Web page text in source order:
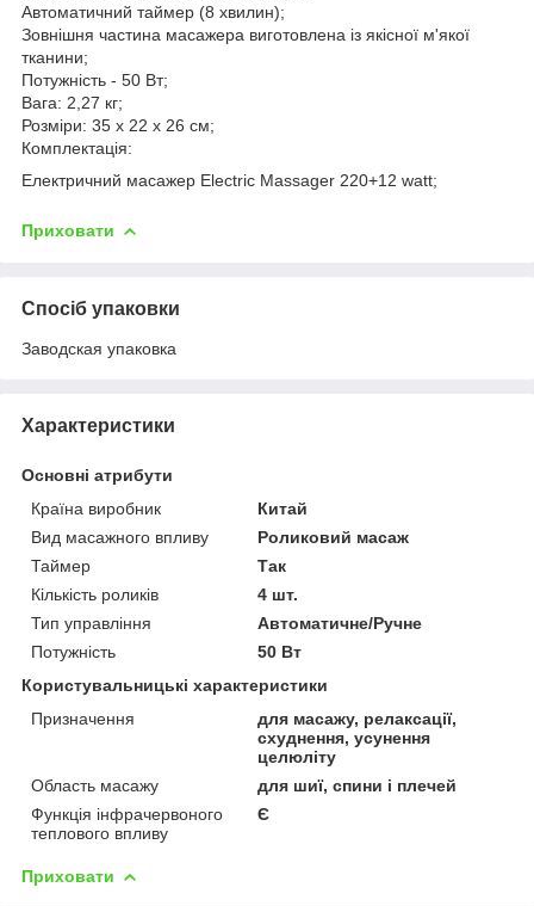
Автоматичний таймер (8 хвилин);
Зовнішня частина масажера виготовлена із якісної м'якої
тканини;
Потужність - 50 Вт;
Вага: 2,27 кг;
Розміри: 35 х 22 х 26 см;
Комплектація:
Електричний масажер Electric Massager 220+12 watt;
Приховати
Спосіб упаковки
Заводская упаковка
Характеристики
Основні атрибути
Країна виробник
Китай
Вид масажного впливу
Роликовий масаж
Таймер
Так
Кількість роликів
4 шт.
Тип управління
Автоматичне/Ручне
Потужність
50 Вт
Користувальницькі характеристики
Призначення
для масажу, релаксації,
схуднення, усунення
целюліту
Область масажу
для шиї, спини і плечей
Функція інфрачервоного
теплового впливу
Є
Приховати